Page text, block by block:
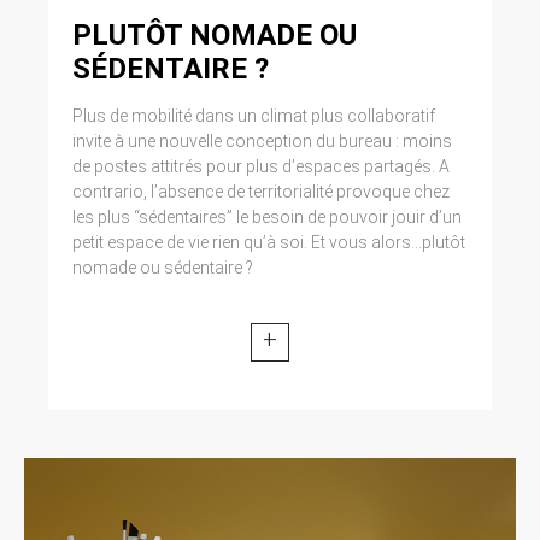
PLUTÔT NOMADE OU
SÉDENTAIRE ?
Plus de mobilité dans un climat plus collaboratif
invite à une nouvelle conception du bureau : moins
de postes attitrés pour plus d’espaces partagés. A
contrario, l’absence de territorialité provoque chez
les plus “sédentaires” le besoin de pouvoir jouir d’un
petit espace de vie rien qu’à soi. Et vous alors...plutôt
nomade ou sédentaire ?
+
Cliquez en haut à droite du navigateur sur le
pictogramme de menu (symbolisé par trois
lignes horizontales). Sélectionnez Paramètres.
Cliquez sur Afficher les paramètres avancés.
Dans la section ‘Confidentialité’, cliquez sur
préférences. Dans l’onglet ‘Confidentialité’,
vous pouvez bloquer les cookies.
9. DROIT APPLICABLE ET
ATTRIBUTION DE
JURIDICTION.
Tout litige en relation avec l’utilisation du site
https://clen.fr est soumis au droit français. Il est
10. LES PRINCIPALES LOIS
Loi n° 78-17 du 6 janvier 1978, notamment